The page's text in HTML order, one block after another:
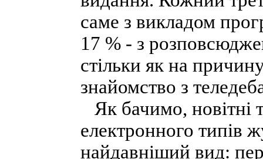
саме з викладом
17 % - з
стільки як на
знайомство з
Як бачимо, новітні
електронного типів
найдавніший вид: